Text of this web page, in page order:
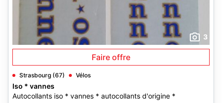
3
Faire offre
Strasbourg (67) Vélos
Iso * vannes
Autocollants iso * vannes * autocollants d'origine *